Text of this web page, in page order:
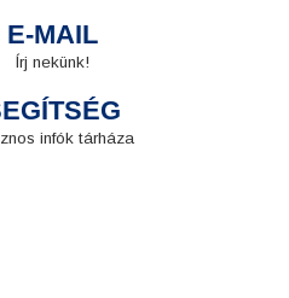
E-MAIL
Írj nekünk!
infók tárháza